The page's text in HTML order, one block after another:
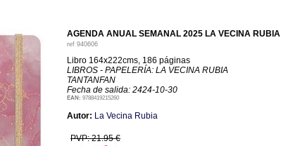
AGENDA ANUAL SEMANAL 2025 LA VECINA RUBIA
ref 940606
Libro 164x222cms, 186 páginas
LIBROS - PAPELERÍA: LA VECINA RUBIA
TANTANFAN
Fecha de salida: 2424-10-30
EAN: 9788419215260
Autor: La Vecina Rubia
PVP: 21.95 €